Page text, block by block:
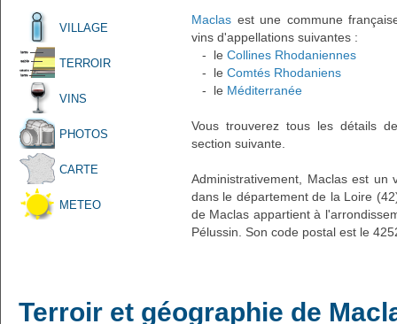
VILLAGE
TERROIR
VINS
PHOTOS
CARTE
METEO
Maclas est une commune
vins d'appellations suivantes :
- le Collines Rhodaniennes
- le Comtés Rhodaniens
- le Méditerranée
Vous trouverez tous les détails
section suivante.
Administrativement, Maclas est
dans le département de la Loire
de Maclas appartient à
Pélussin. Son code postal est le
Terroir et géographie de